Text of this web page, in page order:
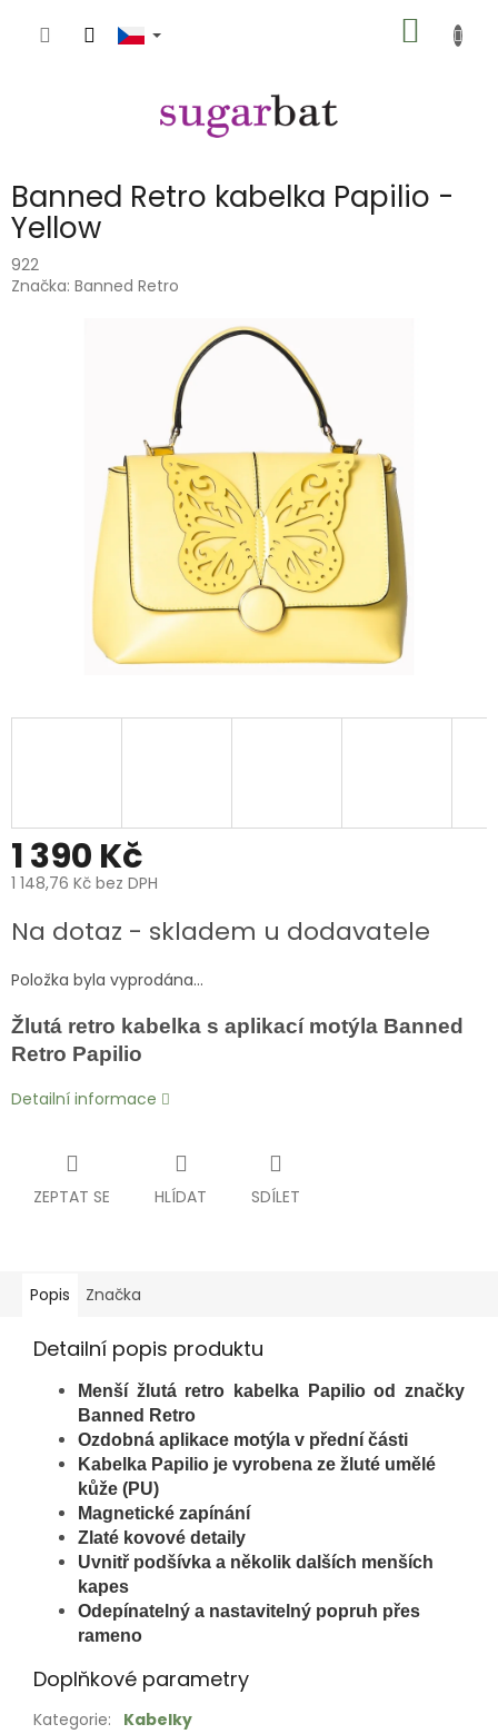
KOŠÍK
Banned Retro kabelka Papilio -
Yellow
922
Značka: Banned Retro
1 390 Kč
1 148,76 Kč bez DPH
cena:
Na dotaz - skladem u dodavatele
Položka byla vyprodána…
Žlutá retro kabelka s aplikací motýla Banned
Retro Papilio
Detailní informace
ZEPTAT SE HLÍDAT SDÍLET
Popis Značka
Detailní popis produktu
Menší žlutá retro kabelka Papilio od značky
Banned Retro
Ozdobná aplikace motýla v přední části
Kabelka Papilio je vyrobena ze žluté umělé
kůže (PU)
Magnetické zapínání
Zlaté kovové detaily
Uvnitř podšívka a několik dalších menších
kapes
Odepínatelný a nastavitelný popruh přes
rameno
Doplňkové parametry
Kategorie:
Kabelky